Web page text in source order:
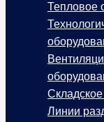
Тепловое
Линии